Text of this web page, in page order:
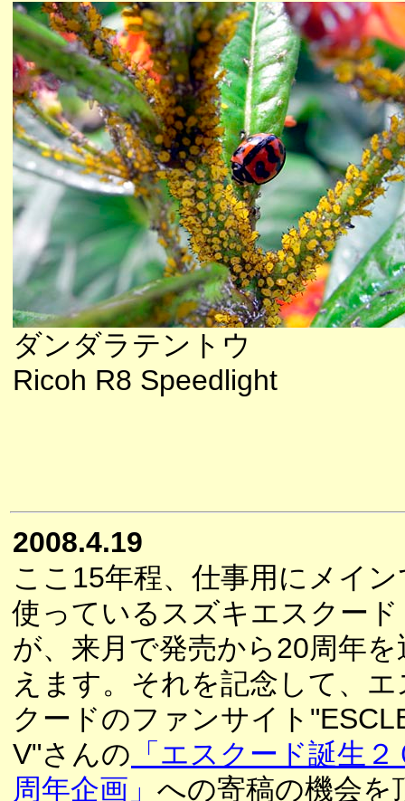
ダンダラテントウ
Ricoh R8 Speedlight
2008.4.19
ここ15年程、仕事用にメイン
使っているスズキエスクード
が、来月で発売から20周年を
えます。それを記念して、エ
クードのファンサイト
V"さんの 「エスクード誕生２
周年企画」 への寄稿の機会を